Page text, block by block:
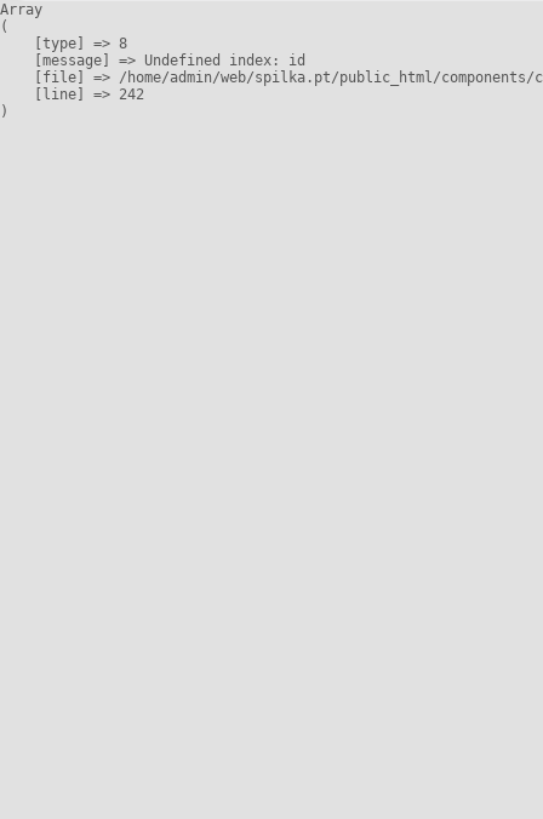
Array
(
    [type] => 8
    [message] => Undefined index: id
[file] => /home/admin/web/spilka.pt/public_html/
    [line] => 242